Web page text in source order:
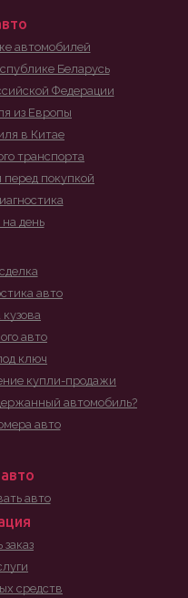
автомобилей
Беларусь
Федерации
из Европы
в Китае
транспорта
покупкой
день
авто
авто
ключ
купли-продажи
автомобиль?
авто
авто
заказ
средств